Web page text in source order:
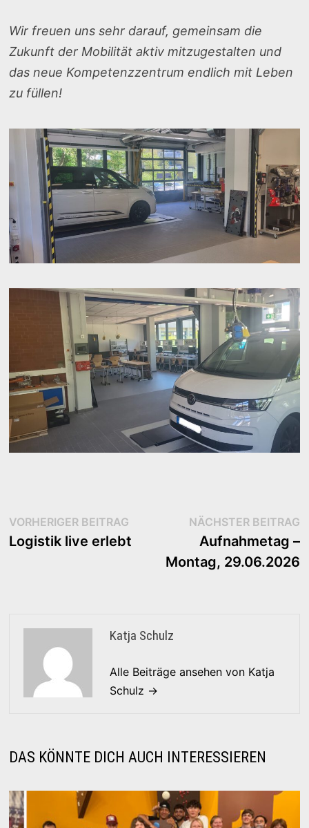
Wir freuen uns sehr darauf, gemeinsam die
Zukunft der Mobilität aktiv mitzugestalten und
das neue Kompetenzzentrum endlich mit Leben
zu füllen!
Beitragsnavigation
VORHERIGER BEITRAGVorheriger
Beitrag:
Logistik live erlebt
NÄCHSTER BEITRAG
Aufnahmetag –
Montag, 29.06.2026
Katja Schulz
Alle Beiträge ansehen von Katja
Schulz →
DAS KÖNNTE DICH AUCH INTERESSIEREN